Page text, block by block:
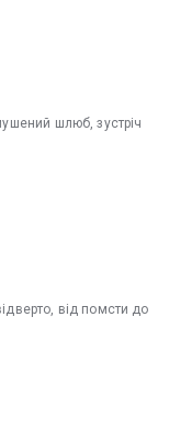
шлюб, зустріч
від помсти до